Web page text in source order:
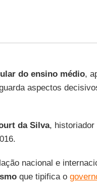
do ensino médio,
aspectos
da Silva,
nacional e
que tipifica o